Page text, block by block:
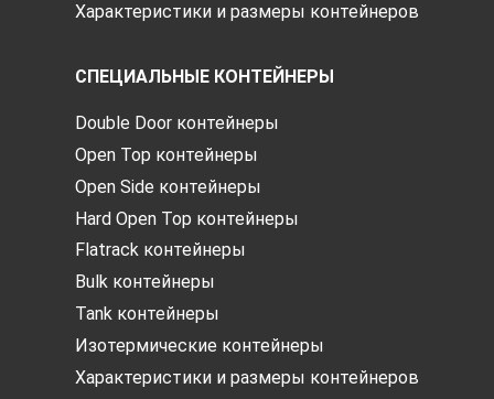
Характеристики и размеры контейнеров
СПЕЦИАЛЬНЫЕ КОНТЕЙНЕРЫ
Double Door контейнеры
Open Top контейнеры
Open Side контейнеры
Hard Open Top контейнеры
Flatrack контейнеры
Bulk контейнеры
Tank контейнеры
Изотермические контейнеры
Характеристики и размеры контейнеров